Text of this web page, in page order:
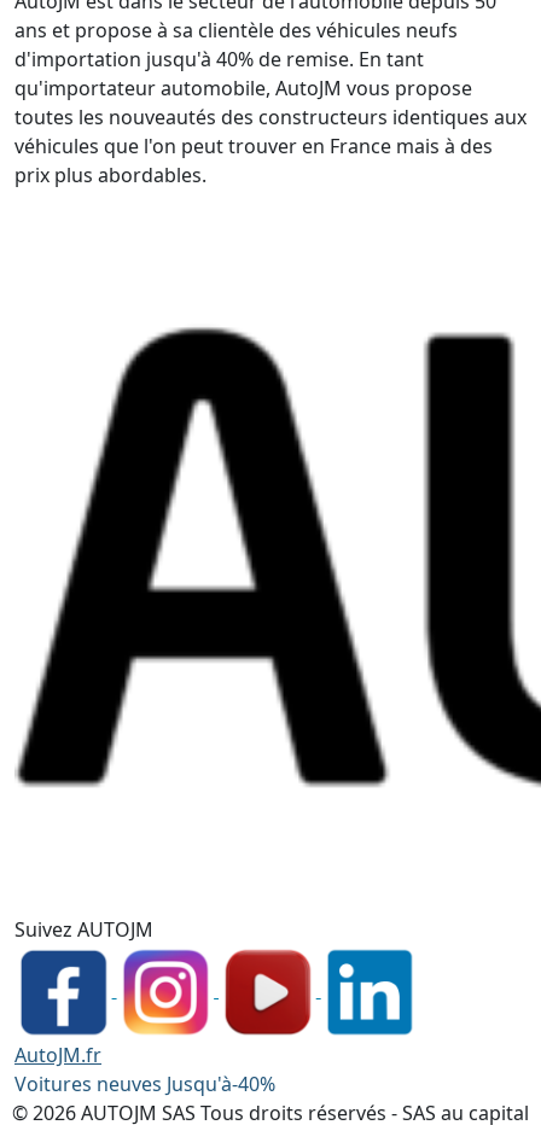
ans et propose à sa clientèle des véhicules neufs
d'importation jusqu'à 40% de remise. En tant
qu'importateur automobile, AutoJM vous propose
toutes les nouveautés des constructeurs identiques aux
véhicules que l'on peut trouver en France mais à des
prix plus abordables.
Suivez AUTOJM
AutoJM.fr
Voitures neuves Jusqu'à-40%
© 2026 AUTOJM SAS Tous droits réservés - SAS au capital